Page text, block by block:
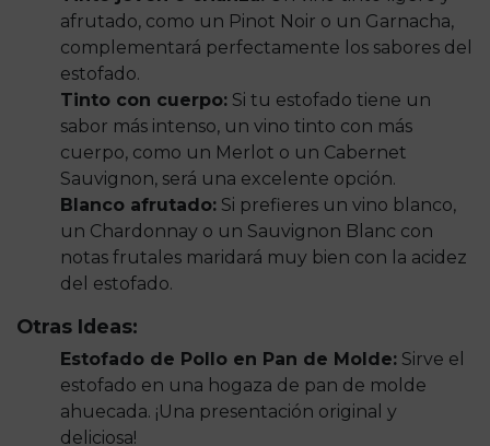
afrutado, como un Pinot Noir o un Garnacha,
complementará perfectamente los sabores del
estofado.
Tinto con cuerpo: Si tu estofado tiene un
sabor más intenso, un vino tinto con más
cuerpo, como un Merlot o un Cabernet
Sauvignon, será una excelente opción.
Blanco afrutado: Si prefieres un vino blanco,
un Chardonnay o un Sauvignon Blanc con
notas frutales maridará muy bien con la acidez
del estofado.
Otras Ideas:
Estofado de Pollo en Pan de Molde: Sirve el
estofado en una hogaza de pan de molde
ahuecada. ¡Una presentación original y
deliciosa!